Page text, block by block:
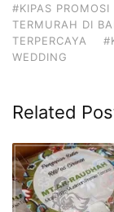
#KIPAS PROMOSI
TERMURAH DI
TERPERCAYA
WEDDING
Related